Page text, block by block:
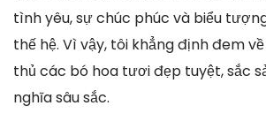
tình yêu, sự chúc phúc và biểu
thế hệ. Vì vậy, tôi khẳng định đem
thủ các bó hoa tươi đẹp tuyệt, sắc
nghĩa sâu sắc.